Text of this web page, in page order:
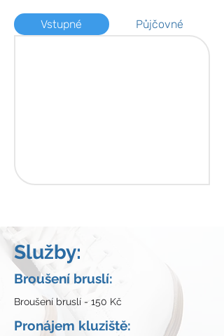
Vstupné Půjčovné
Služby:
Broušení bruslí:
Broušení bruslí - 150 Kč
Pronájem kluziště: